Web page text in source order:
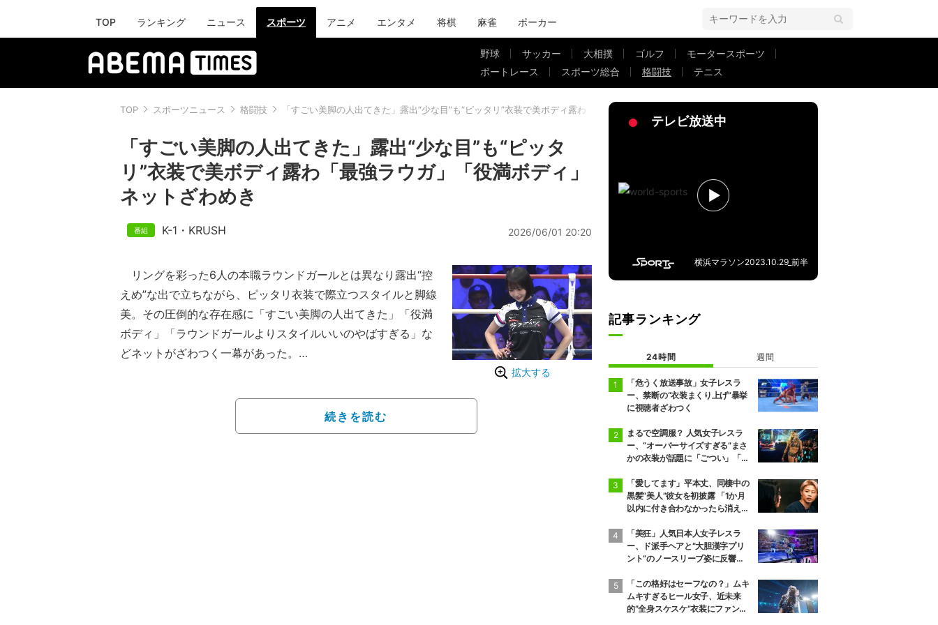
TOP ランキング ニュース スポーツ アニメ エンタメ 将棋 麻雀 ポーカー
野球 サッカー 大相撲 ゴルフ
モータースポーツ
ボートレース
スポーツ総合 格闘技 テニス
TOP スポーツニュース 格闘技 「すごい美脚の人出てきた」露出“少な目”も“ピッタリ”衣装で美ボディ露わ「最強ラウガ」「役満ボディ」ネットざわめき
「すごい美脚の人出てきた」露出“少な目”も“ピッタ
リ”衣装で美ボディ露わ「最強ラウガ」「役満ボディ」
ネットざわめき
K-1・KRUSH 2026/06/01 20:20
拡大する
リングを彩った6人の本職ラウンドガールとは異なり露出“控
えめ”な出で立ちながら、ピッタリ衣装で際立つスタイルと脚線
美。その圧倒的な存在感に「すごい美脚の人出てきた」「役満
ボディ」「ラウンドガールよりスタイルいいのやばすぎる」な
どネットがざわつく一幕があった。
ロ雀士として活躍する“役満ボディ”こと岡田紗佳が、スペシャ
ルラウンドガールとして会場のファンに紹介された際のこと
続きを読む
テレビ放送中
横浜マラソン2023.10.29_前半
記事ランキング
24時間 週間
「危うく放送事故」女子レスラ
ー、禁断の“衣装まくり上げ”暴挙
に視聴者ざわつく
まるで空調服？ 人気女子レスラ
ー、“オーバーサイズすぎる”まさ
かの衣装が話題に「ごつい」「肩
「愛してます」平本丈、同棲中の
黒髪“美人”彼女を初披露 「1か月
以内に付き合わなかったら消え
「美狂」人気日本人女子レスラ
ー、ド派手ヘアと“大胆漢字プリ
ント”のノースリーブ姿に反響
「この格好はセーフなの？」ムキ
ムキすぎるヒール女子、近未来
的“全身スケスケ”衣装にファンツ